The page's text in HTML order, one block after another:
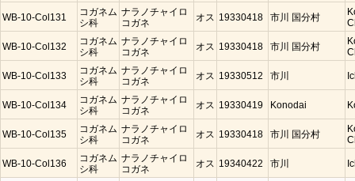
WB-10-Col131
コガネム
シ科
ナラノチャイロ
コガネ
オス 19330418 市川 国分村
WB-10-Col132
コガネム
シ科
ナラノチャイロ
コガネ
オス 19330418 市川 国分村
WB-10-Col133
コガネム
シ科
ナラノチャイロ
コガネ
オス 19330512 市川
WB-10-Col134
コガネム
シ科
ナラノチャイロ
コガネ
オス 19330419 Konodai
WB-10-Col135
コガネム
シ科
ナラノチャイロ
コガネ
オス 19330418 市川 国分村
WB-10-Col136
コガネム
シ科
ナラノチャイロ
コガネ
オス 19340422 市川